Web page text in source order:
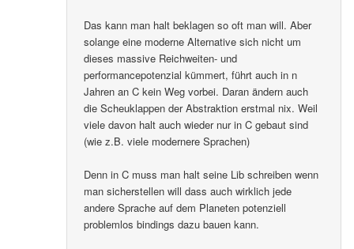
Das kann man halt beklagen so oft man will. Aber
solange eine moderne Alternative sich nicht um
dieses massive Reichweiten- und
performancepotenzial kümmert, führt auch in n
Jahren an C kein Weg vorbei. Daran ändern auch
die Scheuklappen der Abstraktion erstmal nix. Weil
viele davon halt auch wieder nur in C gebaut sind
(wie z.B. viele modernere Sprachen)
Denn in C muss man halt seine Lib schreiben wenn
man sicherstellen will dass auch wirklich jede
andere Sprache auf dem Planeten potenziell
problemlos bindings dazu bauen kann.